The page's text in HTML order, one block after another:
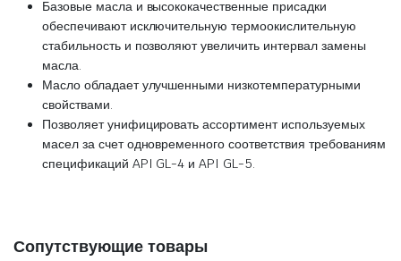
Базовые масла и высококачественные присадки
обеспечивают исключительную термоокислительную
стабильность и позволяют увеличить интервал замены
масла.
Масло обладает улучшенными низкотемпературными
свойствами.
Позволяет унифицировать ассортимент используемых
масел за счет одновременного соответствия требованиям
спецификаций API GL-4 и API GL-5.
Сопутствующие товары